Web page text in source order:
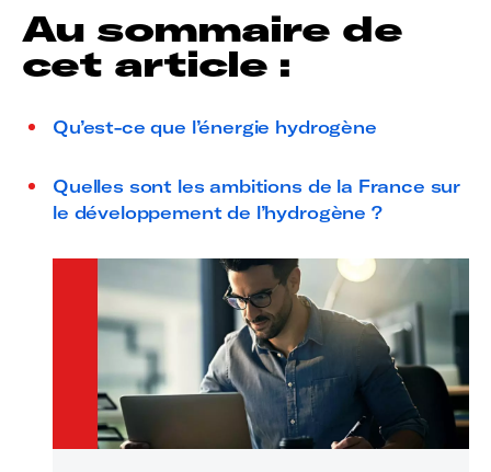
Au sommaire de
cet article :
Qu’est-ce que l’énergie hydrogène
Quelles sont les ambitions de la France sur
le développement de l’hydrogène ?